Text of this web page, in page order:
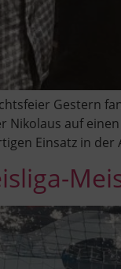
Gestern
Nikolaus auf
Einsatz in